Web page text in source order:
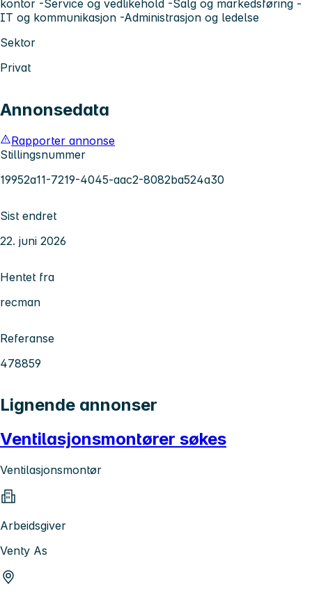
kontor -Service og vedlikehold -Salg og markedsføring -
IT og kommunikasjon -Administrasjon og ledelse
Sektor
Privat
Annonsedata
Rapporter annonse
Stillingsnummer
19952a11-7219-4045-aac2-8082ba524a30
Sist endret
22. juni 2026
Hentet fra
recman
Referanse
478859
Lignende annonser
Ventilasjonsmontører søkes
Ventilasjonsmontør
Arbeidsgiver
Venty As